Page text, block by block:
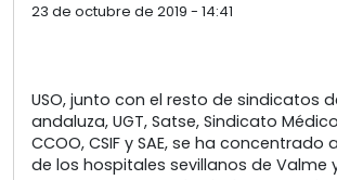
23 de octubre de 2019 - 14:41
USO, junto con el resto de sindicatos
andaluza, UGT, Satse, Sindicato
CCOO, CSIF y SAE, se ha concentrado
de los hospitales sevillanos de Valme